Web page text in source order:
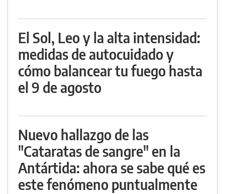
El Sol, Leo y la alta intensidad:
medidas de autocuidado y
cómo balancear tu fuego hasta
el 9 de agosto
Nuevo hallazgo de las
"Cataratas de sangre" en la
Antártida: ahora se sabe qué es
este fenómeno puntualmente